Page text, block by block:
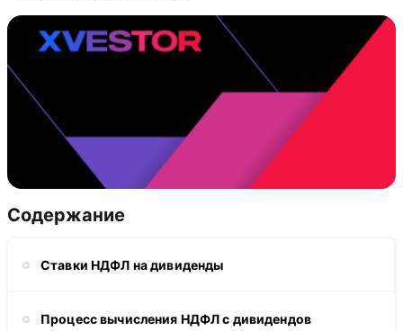
Содержание
Ставки НДФЛ на дивиденды
Процесс вычисления НДФЛ с дивидендов